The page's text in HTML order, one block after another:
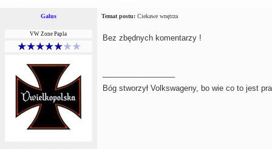
Galus Temat postu: Ciekawe wnętrza
VW Zone Papla Bez zbędnych komentarzy !
Bóg stworzył Volkswageny, bo wie co to jest